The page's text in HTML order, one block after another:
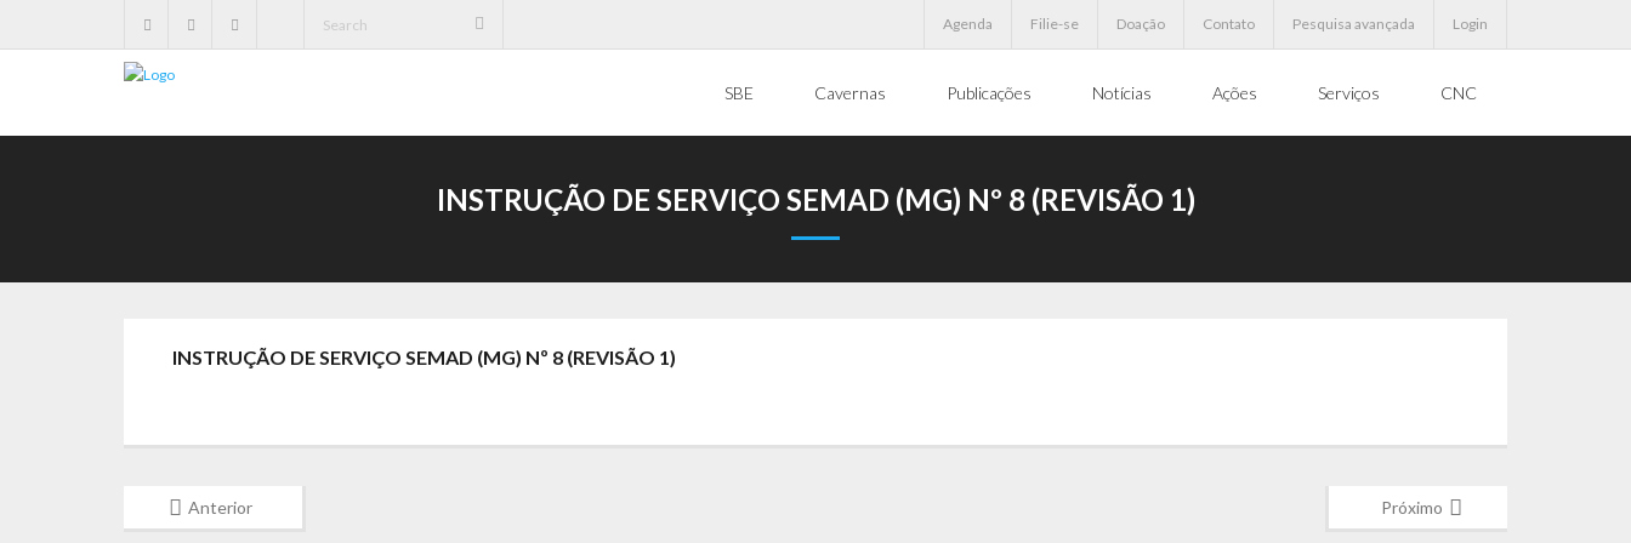
Agenda Filie-se Doação Contato Pesquisa avançada Login
SBE Cavernas Publicações Notícias Ações Serviços CNC
INSTRUÇÃO DE SERVIÇO SEMAD (MG) Nº 8 (REVISÃO 1)
INSTRUÇÃO DE SERVIÇO SEMAD (MG) Nº 8 (REVISÃO 1)
Anterior Próximo